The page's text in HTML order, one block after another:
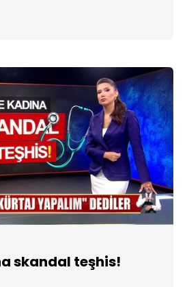
skandal teşhis!